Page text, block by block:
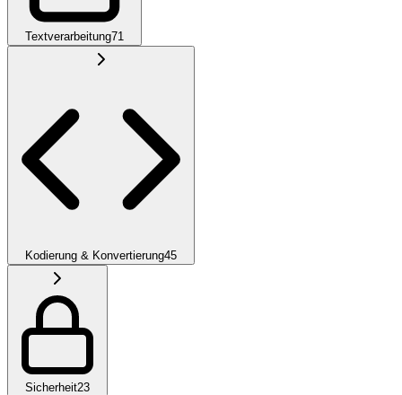
Textverarbeitung71
Kodierung & Konvertierung45
Sicherheit23